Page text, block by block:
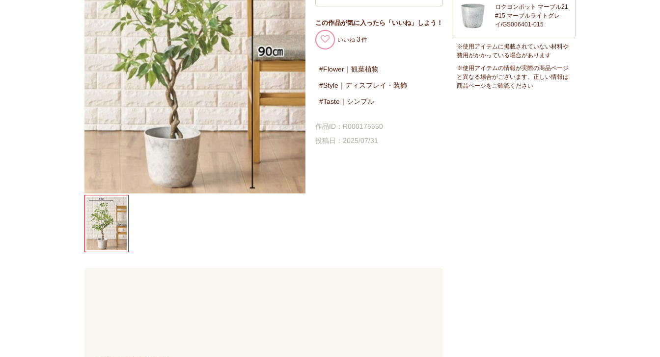
この作品が気に入ったら「いいね」しよう！
いいね 3
Flower｜観葉植物
Style｜ディスプレイ・装飾
Taste｜シンプル
作品ID：R000175550
投稿日：2025/07/31
ロクヨンポット マーブル21
#15 マーブルライトグレ
イ/GS006401-015
※使用アイテムに掲載されていない材料や
費用がかかっている場合があります
※使用アイテムの情報が実際の商品ページ
と異なる場合がございます。正しい情報は
商品ページをご確認ください